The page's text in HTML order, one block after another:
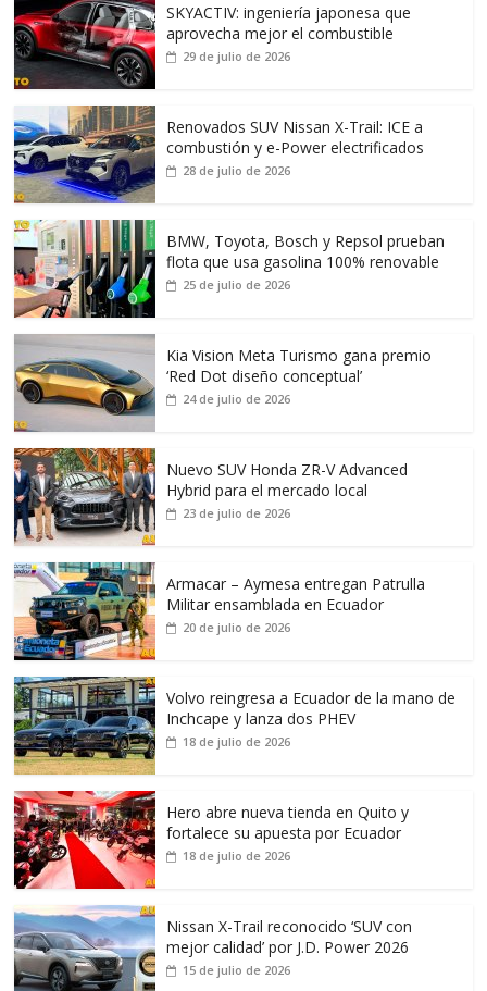
SKYACTIV: ingeniería japonesa que
aprovecha mejor el combustible
29 de julio de 2026
Renovados SUV Nissan X-Trail: ICE a
combustión y e-Power electrificados
28 de julio de 2026
BMW, Toyota, Bosch y Repsol prueban
flota que usa gasolina 100% renovable
25 de julio de 2026
Kia Vision Meta Turismo gana premio
‘Red Dot diseño conceptual’
24 de julio de 2026
Nuevo SUV Honda ZR-V Advanced
Hybrid para el mercado local
23 de julio de 2026
Armacar – Aymesa entregan Patrulla
Militar ensamblada en Ecuador
20 de julio de 2026
Volvo reingresa a Ecuador de la mano de
Inchcape y lanza dos PHEV
18 de julio de 2026
Hero abre nueva tienda en Quito y
fortalece su apuesta por Ecuador
18 de julio de 2026
Nissan X-Trail reconocido ‘SUV con
mejor calidad’ por J.D. Power 2026
15 de julio de 2026